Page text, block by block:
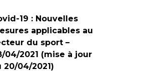
19 : Nouvelles
applicables au
du sport –
04/2021 (mise à jour
20/04/2021)